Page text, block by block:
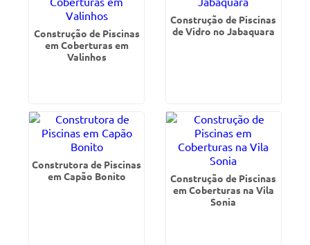
Construção de Piscinas
em Coberturas em
Valinhos
Construção de Piscinas
de Vidro no Jabaquara
Construtora de Piscinas
em Capão Bonito
Construção de Piscinas
em Coberturas na Vila
Sonia